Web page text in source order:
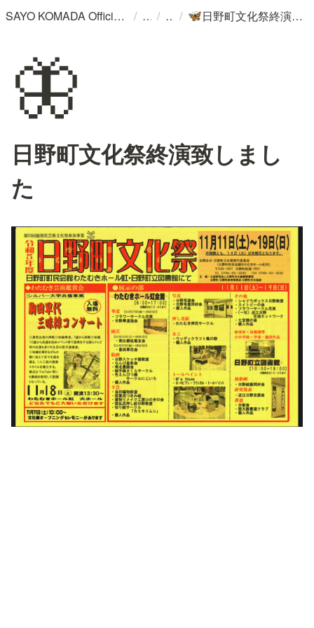
SAYO KOMADA Official WebSite / / / 🦋 日野町文化祭終演致しました
🦋
日野町文化祭終演致しまし
た